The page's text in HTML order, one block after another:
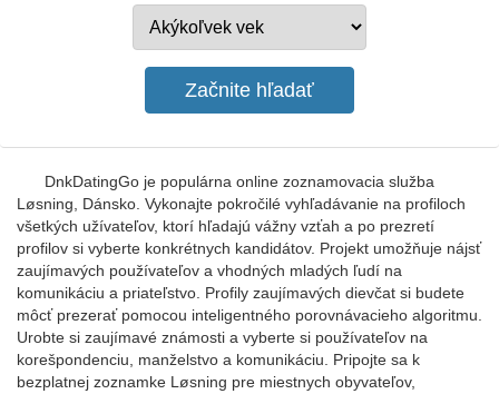
DnkDatingGo je populárna online zoznamovacia služba
Løsning, Dánsko. Vykonajte pokročilé vyhľadávanie na profiloch
všetkých užívateľov, ktorí hľadajú vážny vzťah a po prezretí
profilov si vyberte konkrétnych kandidátov. Projekt umožňuje nájsť
zaujímavých používateľov a vhodných mladých ľudí na
komunikáciu a priateľstvo. Profily zaujímavých dievčat si budete
môcť prezerať pomocou inteligentného porovnávacieho algoritmu.
Urobte si zaujímavé známosti a vyberte si používateľov na
korešpondenciu, manželstvo a komunikáciu. Pripojte sa k
bezplatnej zoznamke Løsning pre miestnych obyvateľov,